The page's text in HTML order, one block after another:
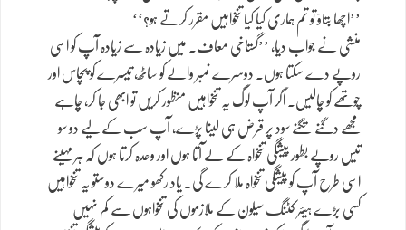
’’اچھا بتاؤ تو تم ہماری کیا کیا تنخواہیں مقرر کرتے ہو؟‘‘
منشی نے جواب دیا، ’’گستاخی معاف۔ میں زیادہ سے زیادہ آپ کو اسی
روپے دے سکتا ہوں۔ دوسرے نمبر والے کو ساٹھ، تیسرے کو پچاس اور
چوتھے کو چالیس۔ اگر آپ لوگ یہ تنخواہیں منظور کریں تو ابھی جا کر، چاہے
مجھے دگنے تگنے سود پر قرض ہی لینا پڑے، آپ سب کے لیے دو سو
تیس روپے بطور پیشگی تنخواہ کے لے آتا ہوں اور وعدہ کرتا ہوں کہ ہر مہینے
اسی طرح آپ کو پیشگی تنخواہ ملا کرے گی۔ یاد رکھو میرے دوستو یہ تنخواہیں
کسی بڑے ہیئر کٹنگ سیلون کے ملازموں کی تنخواہوں سے کم نہیں